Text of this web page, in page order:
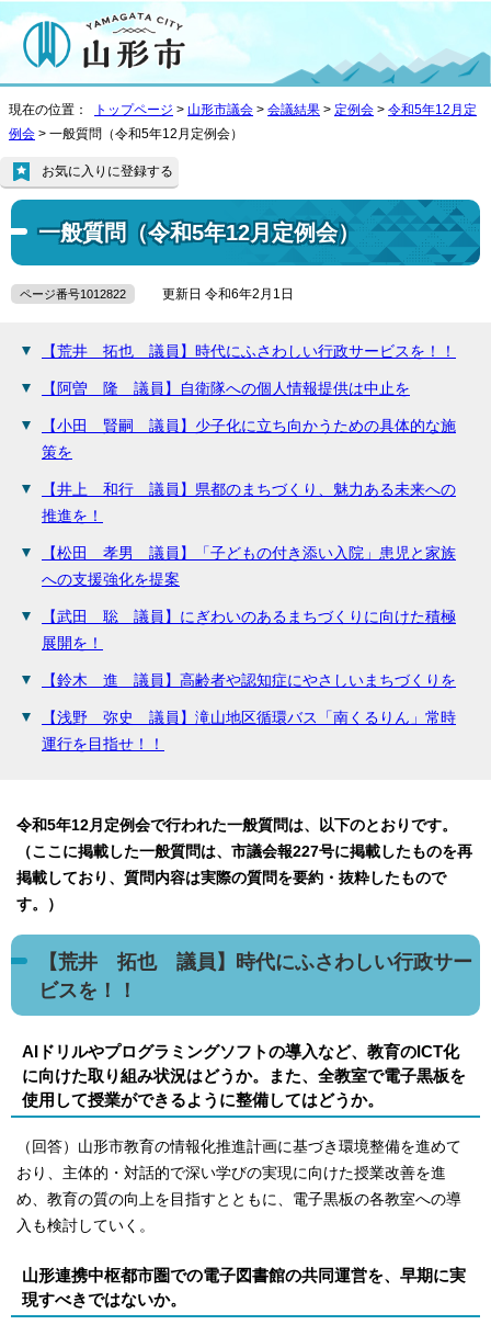
現在の位置： トップページ > 山形市議会 > 会議結果 > 定例会 > 令和5年12月定
例会 > 一般質問（令和5年12月定例会）
一般質問（令和5年12月定例会）
お気に入りに登録する
ページ番号1012822 更新日 令和6年2月1日
【荒井 拓也 議員】時代にふさわしい行政サービスを！！
【阿曽 隆 議員】自衛隊への個人情報提供は中止を
【小田 賢嗣 議員】少子化に立ち向かうための具体的な施
策を
【井上 和行 議員】県都のまちづくり、魅力ある未来への
推進を！
【松田 孝男 議員】「子どもの付き添い入院」患児と家族
への支援強化を提案
【武田 聡 議員】にぎわいのあるまちづくりに向けた積極
展開を！
【鈴木 進 議員】高齢者や認知症にやさしいまちづくりを
【浅野 弥史 議員】滝山地区循環バス「南くるりん」常時
運行を目指せ！！
令和5年12月定例会で行われた一般質問は、以下のとおりです。
（ここに掲載した一般質問は、市議会報227号に掲載したものを再
掲載しており、質問内容は実際の質問を要約・抜粋したもので
す。）
【荒井 拓也 議員】時代にふさわしい行政サー
ビスを！！
AIドリルやプログラミングソフトの導入など、教育のICT化
に向けた取り組み状況はどうか。また、全教室で電子黒板を
使用して授業ができるように整備してはどうか。
（回答）山形市教育の情報化推進計画に基づき環境整備を進めて
おり、主体的・対話的で深い学びの実現に向けた授業改善を進
め、教育の質の向上を目指すとともに、電子黒板の各教室への導
入も検討していく。
山形連携中枢都市圏での電子図書館の共同運営を、早期に実
現すべきではないか。